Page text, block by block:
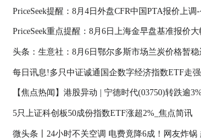
焦点日报:8月6日煤炭开采板块涨幅达5%
PriceSeek提醒：8月4日外盘CFR中国PTA报价上调
PriceSeek重点提醒：8月6日上海金早盘基准报价
头条：生意社：8月6日鄂尔多斯市场兰炭价格暂稳
每日讯息!多只中证诚通国企数字经济指数ETF走强
【焦点热闻】港股异动 | 宁德时代(03750)转跌逾
度毛利逊于预期触发市场新一轮忧虑
5只上证科创板50成份指数ETF涨超2%_焦点简讯
微头条丨24小时不关空调 电费竟降6成！网友炸锅